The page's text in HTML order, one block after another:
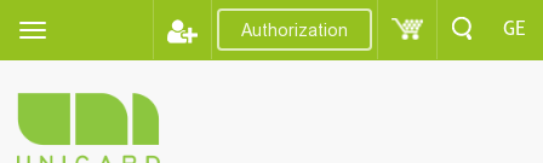
Authorization GE